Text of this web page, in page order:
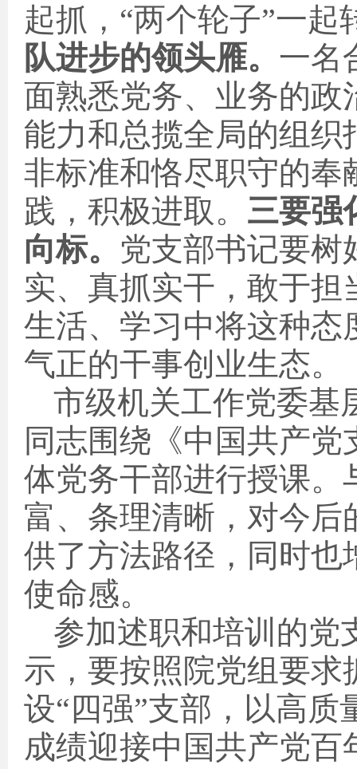
起抓，“两个轮子”一起
队进步的领头雁。 一名
面熟悉党务、业务的
能力和总揽全局的组
非标准和恪尽职守的奉
践，积极进取。 三要强
向标。 党支部书记要树
实、真抓实干，敢于
生活、学习中将这种态
气正的干事创业生态。
市级机关工作党委基
同志围绕《中国共产
体党务干部进行授课。
富、条理清晰，对今
供了方法路径，同时也
使命感。
参加述职和培训的党
示，要按照院党组要
设“四强”支部，以高
成绩迎接中国共产党百